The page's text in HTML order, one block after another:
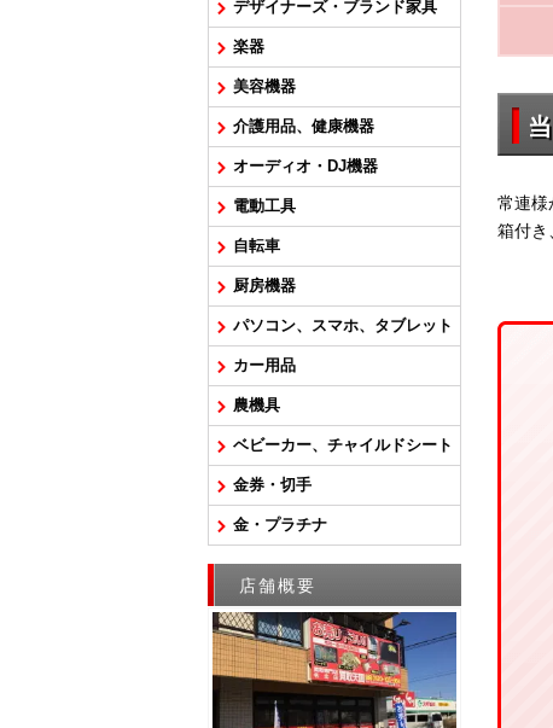
常連様
箱付き
デザイナーズ・ブランド家具
楽器
美容機器
介護用品、健康機器
オーディオ・DJ機器
電動工具
自転車
厨房機器
パソコン、スマホ、タブレット
カー用品
農機具
ベビーカー、チャイルドシート
金券・切手
金・プラチナ
店舗概要